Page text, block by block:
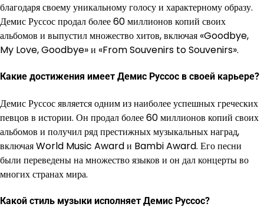
благодаря своему уникальному голосу и характерному образу.
Демис Руссос продал более 60 миллионов копий своих
альбомов и выпустил множество хитов, включая «Goodbye,
My Love, Goodbye» и «From Souvenirs to Souvenirs».
Какие достижения имеет Демис Руссос в своей карьере?
Демис Руссос является одним из наиболее успешных греческих
певцов в истории. Он продал более 60 миллионов копий своих
альбомов и получил ряд престижных музыкальных наград,
включая World Music Award и Bambi Award. Его песни
были переведены на множество языков и он дал концерты во
многих странах мира.
Какой стиль музыки исполняет Демис Руссос?